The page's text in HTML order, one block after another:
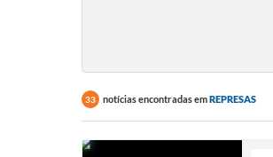
33 notícias encontradas emREPRESAS